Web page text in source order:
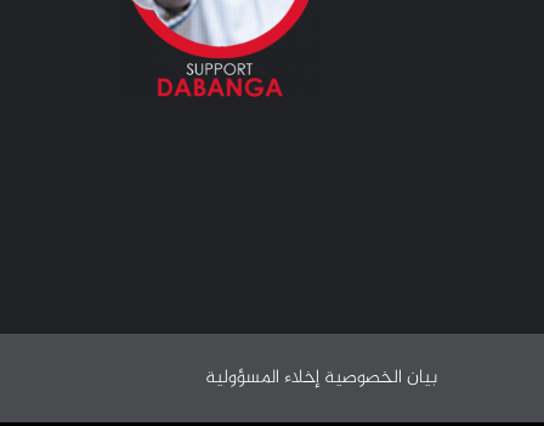
بيان الخصوصيةإخلاء المسؤولية